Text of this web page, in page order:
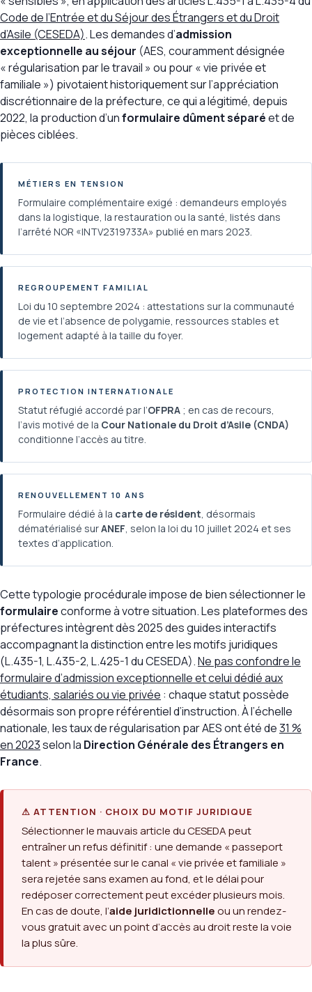
Code de l’Entrée et du Séjour des Étrangers et du Droit
d’Asile (CESEDA). Les demandes d’admission
exceptionnelle au séjour (AES, couramment désignée
« régularisation par le travail » ou pour « vie privée et
familiale ») pivotaient historiquement sur l’appréciation
discrétionnaire de la préfecture, ce qui a légitimé, depuis
2022, la production d’unformulaire dûment séparéet de
pièces ciblées.
MÉTIERS EN TENSION
Formulaire complémentaire exigé : demandeurs employés
dans la logistique, la restauration ou la santé, listés dans
l’arrêté NOR «INTV2319733A» publié en mars 2023.
REGROUPEMENT FAMILIAL
Loi du 10 septembre 2024 : attestations sur la communauté
de vie et l’absence de polygamie, ressources stables et
logement adapté à la taille du foyer.
PROTECTION INTERNATIONALE
Statut réfugié accordé par l’OFPRA ; en cas de recours,
l’avis motivé de la Cour Nationale du Droit d’Asile (CNDA)
conditionne l’accès au titre.
RENOUVELLEMENT 10 ANS
Formulaire dédié à la carte de résident, désormais
dématérialisé surANEF, selon la loi du 10 juillet 2024 et ses
textes d’application.
Cette typologie procédurale impose de bien sélectionner le
formulaireconforme à votre situation. Les plateformes des
préfectures intègrent dès 2025 des guides interactifs
accompagnant la distinction entre les motifs juridiques
(L.435-1, L.435-2, L.425-1 du CESEDA).Ne pas confondre le
formulaire d’admission exceptionnelle et celui dédié aux
étudiants, salariés ou vie privée : chaque statut possède
désormais son propre référentiel d’instruction. À l’échelle
nationale, les taux de régularisation par AES ont été de31 %
en 2023selon la Direction Générale des Étrangers en
France.
⚠ ATTENTION · CHOIX DU MOTIF JURIDIQUE
Sélectionner le mauvais article du CESEDA peut
entraîner un refus définitif : une demande « passeport
talent » présentée sur le canal « vie privée et familiale »
sera rejetée sans examen au fond, et le délai pour
redéposer correctement peut excéder plusieurs mois.
En cas de doute, l’aide juridictionnelleou un rendez-
vous gratuit avec un point d’accès au droit reste la voie
la plus sûre.